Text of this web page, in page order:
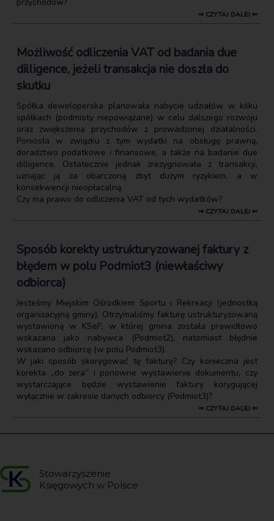
⇒ CZYTAJ DALEJ ⇐
Możliwość odliczenia VAT od badania due
dilligence, jeżeli transakcja nie doszła do
skutku
Spółka deweloperska planowała nabycie udziałów w kilku
spółkach (podmioty niepowiązane) w celu dalszego rozwoju
oraz zwiększenia przychodów z prowadzonej działalności.
Poniosła w związku z tym wydatki na obsługę prawną,
doradztwo podatkowe i finansowe, a także na badanie due
dilligence. Ostatecznie jednak zrezygnowała z transakcji,
uznając ją za obarczoną zbyt dużym ryzykiem, a w
konsekwencji nieopłacalną.
Czy ma prawo do odliczenia VAT od tych wydatków?
⇒ CZYTAJ DALEJ ⇐
Sposób korekty ustrukturyzowanej faktury z
błędem w polu Podmiot3 (niewłaściwy
odbiorca)
Jesteśmy Miejskim Ośrodkiem Sportu i Rekreacji (jednostką
organizacyjną gminy). Otrzymaliśmy fakturę ustrukturyzowaną
wystawioną w KSeF, w której gmina została prawidłowo
wskazana jako nabywca (Podmiot2), natomiast błędnie
wskazano odbiorcę (w polu Podmiot3).
W jaki sposób skorygować tę fakturę? Czy konieczna jest
korekta „do zera” i ponowne wystawienie dokumentu, czy
wystarczające będzie wystawienie faktury korygującej
wyłącznie w zakresie danych odbiorcy (Podmiot3)?
⇒ CZYTAJ DALEJ ⇐
Stowarzyszenie
Księgowych w Polsce